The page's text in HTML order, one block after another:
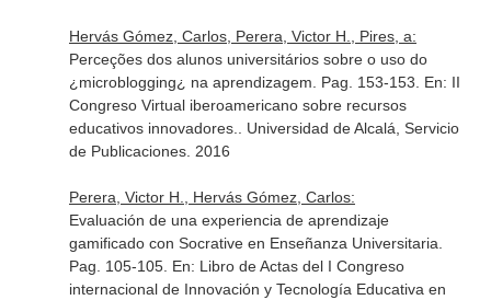
Hervás Gómez, Carlos, Perera, Victor H., Pires, a:
Perceções dos alunos universitários sobre o uso do
¿microblogging¿ na aprendizagem. Pag. 153-153. En: II
Congreso Virtual iberoamericano sobre recursos
educativos innovadores.
. Universidad de Alcalá, Servicio
de Publicaciones. 2016
Perera, Victor H., Hervás Gómez, Carlos:
Evaluación de una experiencia de aprendizaje
gamificado con Socrative en Enseñanza Universitaria.
Pag. 105-105. En: Libro de Actas del I Congreso
internacional de Innovación y Tecnología Educativa en